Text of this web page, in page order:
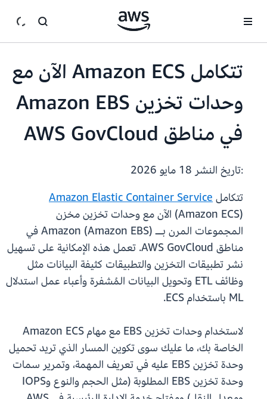
تتكامل Amazon ECS الآن مع
وحدات تخزين Amazon EBS
في مناطق AWS GovCloud
:تاريخ النشر
تتكاملAmazon Elastic Container Service
(Amazon ECS) الآن مع وحدات تخزين مخزن
المجموعات المرن بــ Amazon (Amazon EBS) في
مناطق AWS GovCloud. تعمل هذه الإمكانية على تسهيل
نشر تطبيقات التخزين والتطبيقات كثيفة البيانات مثل
وظائف ETL وتحويل البيانات المُشفرة وأعباء عمل استدلال
ML باستخدام ECS.
لاستخدام وحدات تخزين EBS مع مهام Amazon ECS
الخاصة بك، ما عليك سوى تكوين المسار الذي تريد تحميل
وحدة تخزين EBS عليه في تعريف المهمة، وتمرير سمات
وحدة تخزين EBS المطلوبة (مثل الحجم والنوع وIOPS